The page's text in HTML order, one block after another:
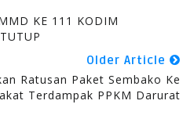
KE 111 KODIM
Older Article
Ratusan Paket Sembako Ke
Terdampak PPKM Darurat